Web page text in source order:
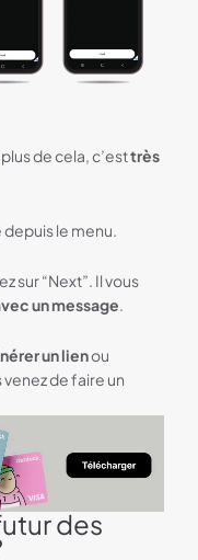
de cela, c’esttrès
depuis le menu.
sur “Next”. Il vous
un message.
un lienou
venez de faire un
des